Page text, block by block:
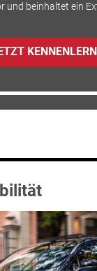
und beinhaltet ein